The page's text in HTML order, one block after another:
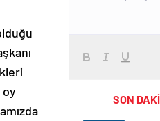
oy
SON